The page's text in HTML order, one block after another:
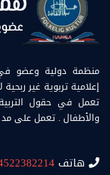
منظمة دولية وعضو في
إعلامية تربوية غير
تعمل في حقول
والأطفال . تعمل على مد
هاتف